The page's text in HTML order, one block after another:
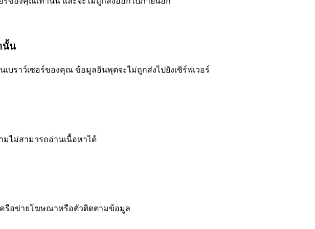
นั้น
เบราว์เซอร์ของคุณ ข้อมูลอินพุตจะไม่ถูกส่งไปยังเซิร์ฟเวอร์
มไม่สามารถอ่านเนื้อหาได้
ครือข่ายโฆษณาหรือตัวติดตามข้อมูล